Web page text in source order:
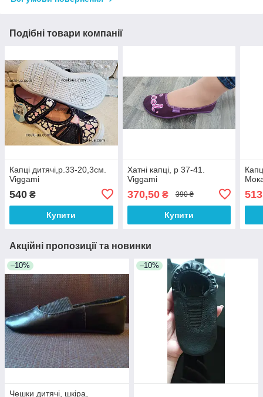
Подібні товари компанії
Капці дитячі,р.33-20,3см.
Viggami
540 ₴
Купити
Хатні капці, р 37-41.
Viggami
370,50₴ 390 ₴
Купити
513
Акційні пропозиції та новинки
–10%
Чешки дитячі, шкіра,
–10%